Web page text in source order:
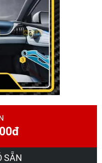
SẴN